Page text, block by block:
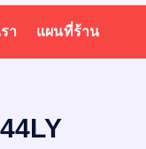
า แผนที่ร้าน